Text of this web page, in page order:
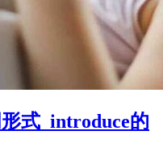
式_introduce的